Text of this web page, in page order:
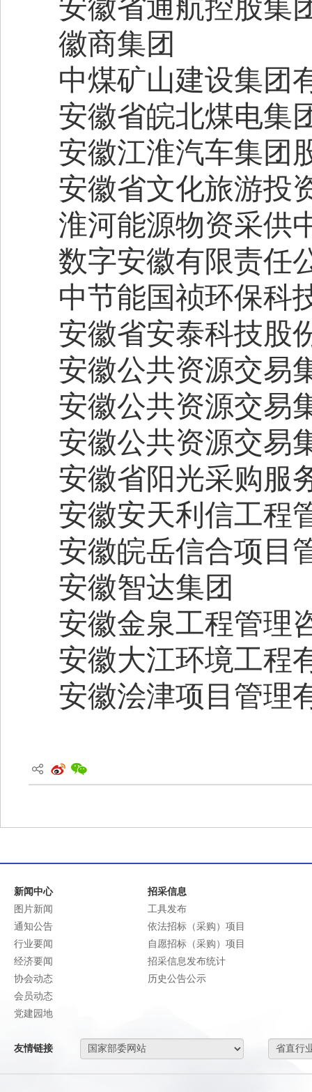
安徽省通航控股集
徽商集团
中煤矿山建设集团
安徽省皖北煤电集
安徽江淮汽车集团
安徽省文化旅游投
淮河能源物资采供
数字安徽有限责任
中节能国祯环保科
安徽省安泰科技股
安徽公共资源交易
安徽公共资源交易
安徽公共资源交易
安徽省阳光采购服
安徽安天利信工程
安徽皖岳信合项目
安徽智达集团
安徽金泉工程管理
安徽大江环境工程
安徽浍津项目管理
新闻中心
图片新闻
通知公告
行业要闻
经济要闻
协会动态
会员动态
党建园地
招采信息
工具发布
依法招标（采购）项目
自愿招标（采购）项目
招采信息发布统计
历史公告公示
友情链接